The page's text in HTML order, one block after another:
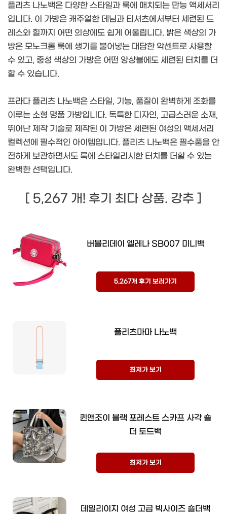
플리츠 나노백은 다양한 스타일과 룩에 매치되는 만능 액세서리
입니다. 이 가방은 캐주얼한 데님과 티셔츠에서부터 세련된 드
레스와 힐까지 어떤 의상에도 쉽게 어울립니다. 밝은 색상의 가
방은 모노크롬 룩에 생기를 불어넣는 대담한 악센트로 사용할
수 있고, 중성 색상의 가방은 어떤 앙상블에도 세련된 터치를 더
할 수 있습니다.
프라다 플리츠 나노백은 스타일, 기능, 품질이 완벽하게 조화를
이루는 소형 명품 가방입니다. 독특한 디자인, 고급스러운 소재,
뛰어난 제작 기술로 제작된 이 가방은 세련된 여성의 액세서리
컬렉션에 필수적인 아이템입니다. 플리츠 나노백은 필수품을 안
전하게 보관하면서도 룩에 스타일리시한 터치를 더할 수 있는
완벽한 선택입니다.
[ 5,267 개! 후기 최다 상품. 강추 ]
버블리데이 엘레나 SB007 미니백
5,267개 후기 보러가기
플리츠마마 나노백
최저가 보기
퀸앤조이 블랙 포레스트 스카프 사각 숄
더 토드백
최저가 보기
데일리이지 여성 고급 빅사이즈 숄더백